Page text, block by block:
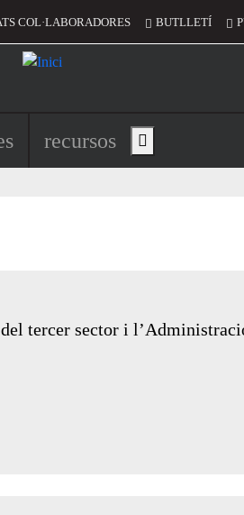
COL·LABORADORES BUTLLETÍ
principal de
recursos Show main menu
tercer sector i